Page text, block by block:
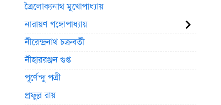
ত্রৈলোক্যনাথ মুখোপাধ্যায়
নারায়ণ গঙ্গোপাধ্যায়
নীরেন্দ্রনাথ চক্রবর্তী
নীহাররঞ্জন গুপ্ত
পূর্ণেন্দু পত্রী
প্রফুল্ল রায়